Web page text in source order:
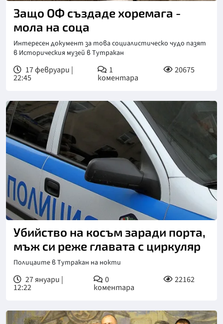
Защо ОФ създаде хоремага -
мола на соца
Интересен документ за това социалистическо чудо пазят
в Историческия музей в Тутракан
17 февруари |
22:45
1
коментара
20675
Убийство на косъм заради порта,
мъж си реже главата с циркуляр
Полицаите в Тутракан на нокти
27 януари |
12:22
0
коментара
22162